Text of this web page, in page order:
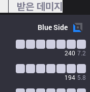
받은 데미지
BlueSide
240 7.2
194 5.8